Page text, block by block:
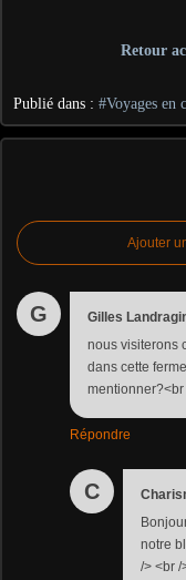
Retour
Publié dans : #Voyages en
Ajouter
G Gilles
nous visiterons
dans cette
mentionner?<br
Répondre
C
notre
/> <br /